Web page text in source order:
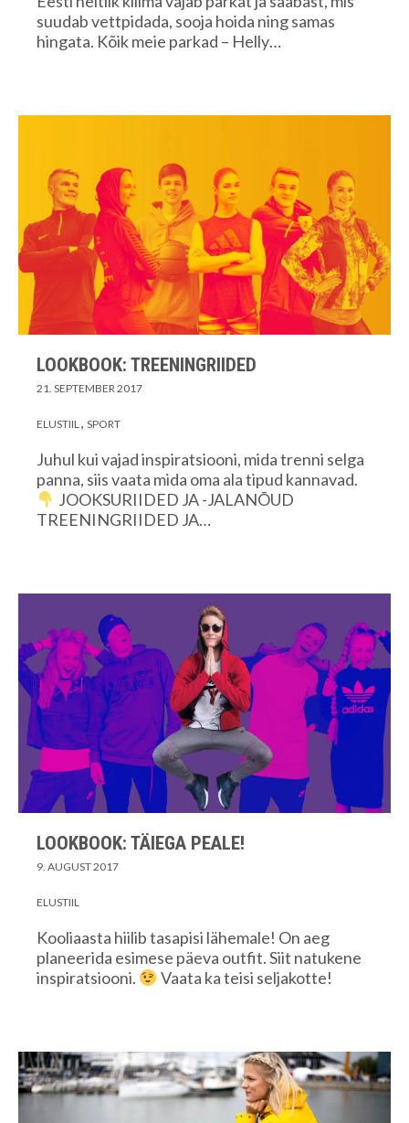
suudab vettpidada, sooja hoida ning samas
hingata. Kõik meie parkad – Helly…
LOOKBOOK: TREENINGRIIDED
21. SEPTEMBER 2017
ELUSTIIL SPORT
Juhul kui vajad inspiratsiooni, mida trenni selga
panna, siis vaata mida oma ala tipud kannavad.
JOOKSURIIDED JA -JALANÕUD
TREENINGRIIDED JA…
LOOKBOOK: TÄIEGA PEALE!
9. AUGUST 2017
ELUSTIIL
Kooliaasta hiilib tasapisi lähemale! On aeg
planeerida esimese päeva outfit. Siit natukene
inspiratsiooni.
Vaata ka teisi seljakotte!